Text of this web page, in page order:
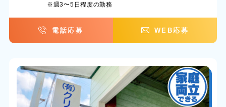
※週3〜5日程度の勤務
電話応募 WEB応募